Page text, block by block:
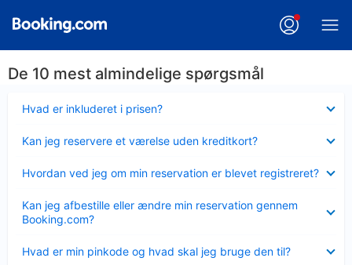
De 10 mest almindelige spørgsmål
Hvad er inkluderet i prisen?
Kan jeg reservere et værelse uden kreditkort?
Hvordan ved jeg om min reservation er blevet registreret?
Kan jeg afbestille eller ændre min reservation gennem
Booking.com?
Hvad er min pinkode og hvad skal jeg bruge den til?